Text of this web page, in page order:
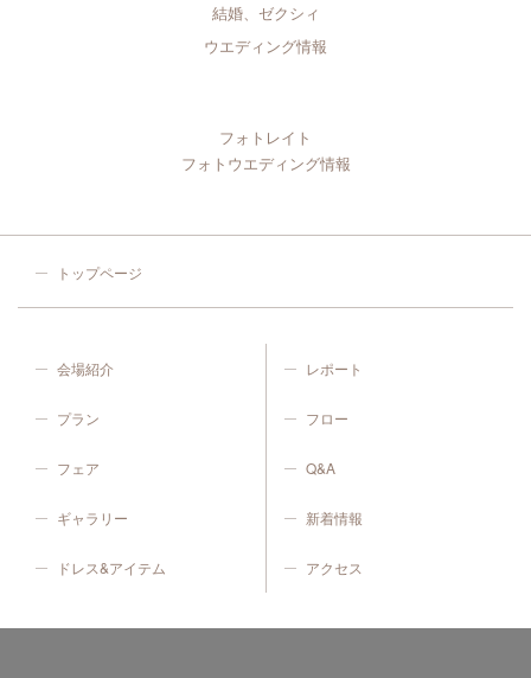
結婚、ゼクシィ
ウエディング情報
フォトレイト
フォトウエディング情報
トップページ
会場紹介
プラン
フェア
ギャラリー
ドレス&アイテム
レポート
フロー
Q&A
新着情報
アクセス